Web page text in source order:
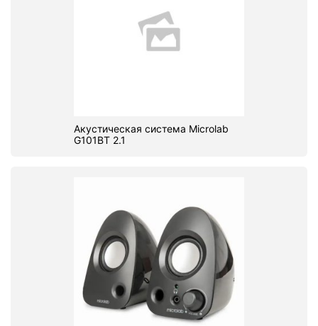
Акустическая система Microlab
G101BT 2.1